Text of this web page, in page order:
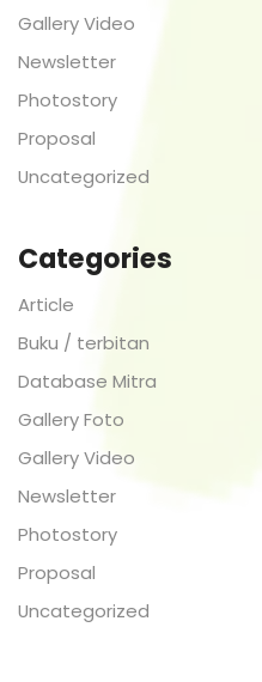
Gallery Video
Newsletter
Photostory
Proposal
Uncategorized
Categories
Article
Buku / terbitan
Database Mitra
Gallery Foto
Gallery Video
Newsletter
Photostory
Proposal
Uncategorized